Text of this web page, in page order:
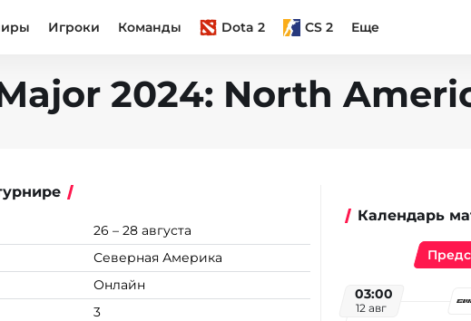
Игроки Команды Dota 2 CS 2 Еще
2024: North
26 – 28 августа
Северная Америка
Онлайн
3
Календарь
03:00
12 авг